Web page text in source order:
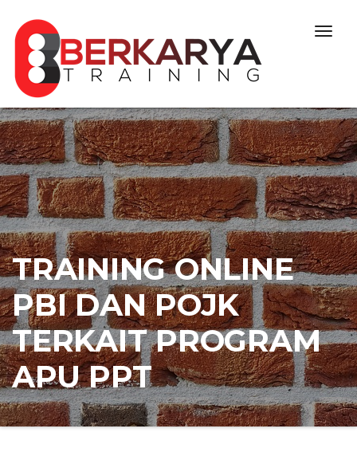
TRAINING ONLINE
PBI DAN POJK
TERKAIT PROGRAM
APU PPT